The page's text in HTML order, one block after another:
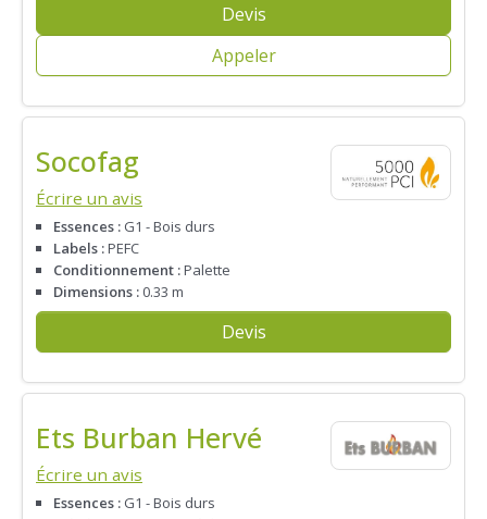
Devis
Appeler
Socofag
Écrire un avis
Essences : G1 - Bois durs
Labels :PEFC
Conditionnement :Palette
Dimensions : 0.33 m
Devis
Ets Burban Hervé
Écrire un avis
Essences : G1 - Bois durs